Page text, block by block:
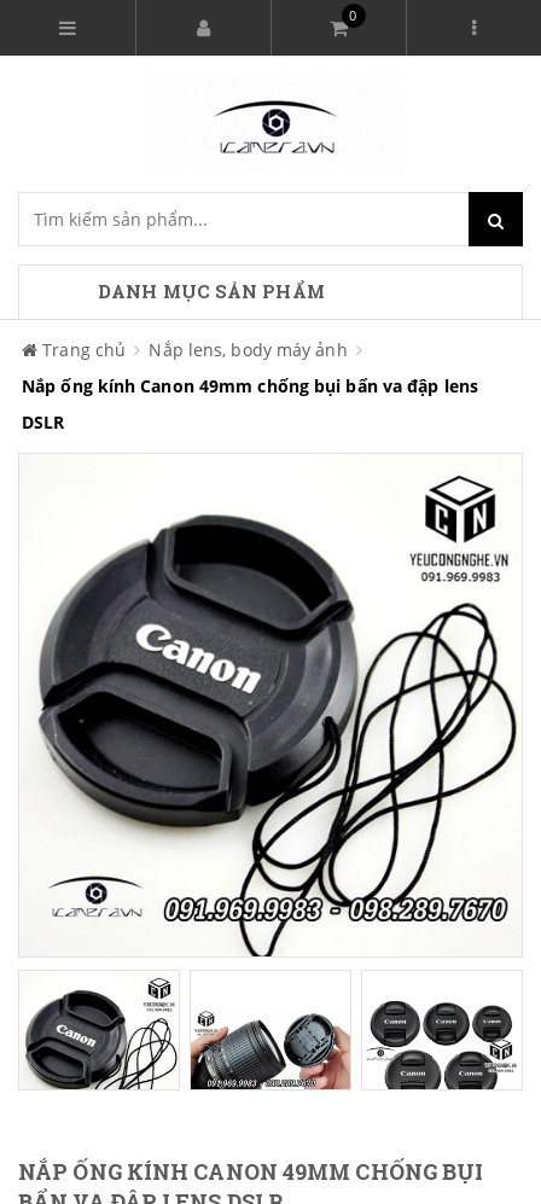
0
DANH MỤC SẢN PHẨM
Trang chủ
Nắp lens, body máy ảnh
Nắp ống kính Canon 49mm chống bụi bẩn va đập lens
DSLR
NẮP ỐNG KÍNH CANON 49MM CHỐNG BỤI